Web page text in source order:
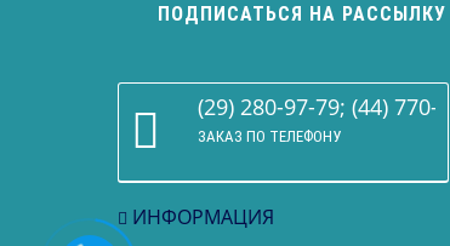
ПОДПИСАТЬСЯ НА РАССЫЛКУ
(29) 280-97-79; (44) 770-
ЗАКАЗ ПО ТЕЛЕФОНУ
ИНФОРМАЦИЯ